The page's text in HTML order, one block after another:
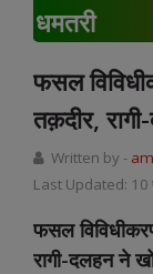
धमतरी
फसल
तक़दीर,
Written by -
Last Updated: 10
फसल
रागी-दलहन ने